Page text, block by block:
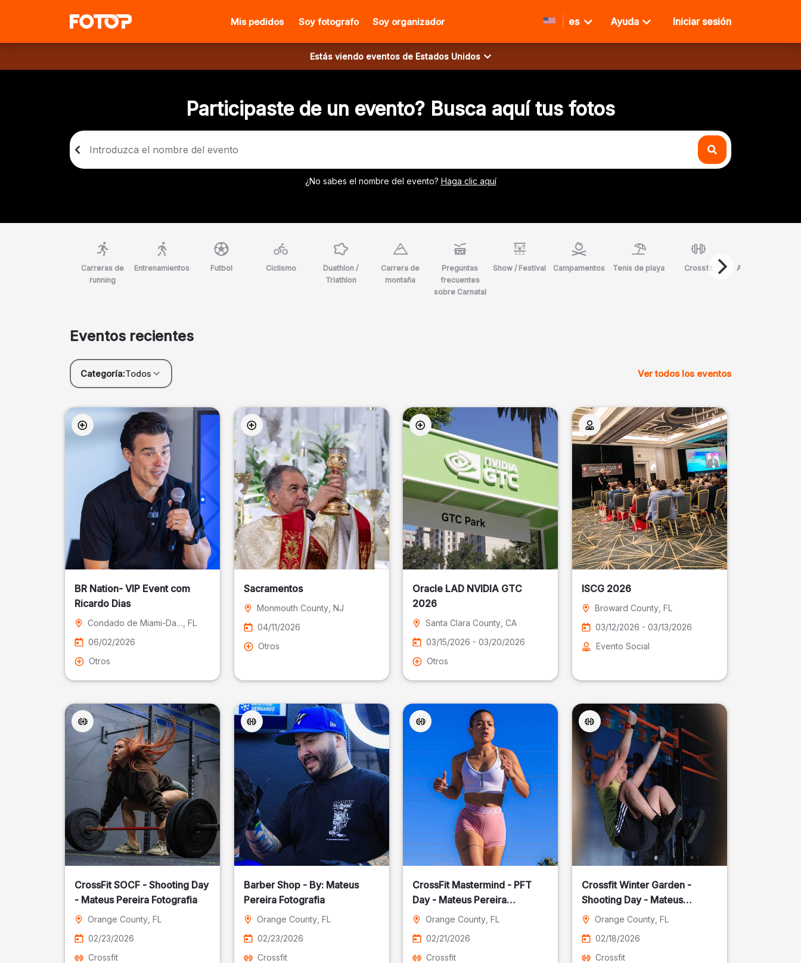
Mis pedidos Soy fotografo Soy organizador es Ayuda Iniciar sesión
Estás viendo eventos de Estados Unidos
Participaste de un evento? Busca aquí tus fotos
¿No sabes el nombre del evento? Haga clic aquí
Carreras de
running
Entrenamientos Futbol Ciclismo
Duathlon /
Triathlon
Carrera de
montaña
Preguntas
frecuentes
sobre Carnatal
Show / Festival Campamentos Tenis de playa Crossfit Arte Marcial
Eventos recientes
Categoría:Todos Ver todos los eventos
BR Nation- VIP Event com
Ricardo Dias
Condado de Miami-Dade , FL
06/02/2026
Otros
Sacramentos
Monmouth County, NJ
04/11/2026
Otros
Oracle LAD NVIDIA GTC
2026
Santa Clara County , CA
03/15/2026 - 03/20/2026
Otros
ISCG 2026
Broward County, FL
03/12/2026 - 03/13/2026
Evento Social
CrossFit SOCF - Shooting Day
- Mateus Pereira Fotografia
Orange County , FL
02/23/2026
Crossfit
Barber Shop - By: Mateus
Pereira Fotografia
Orange County, FL
02/23/2026
Crossfit
CrossFit Mastermind - PFT
Day - Mateus Pereira
Fotografia
Orange County , FL
02/21/2026
Crossfit
Crossfit Winter Garden -
Shooting Day - Mateus
Pereira Fotografia
Orange County, FL
02/18/2026
Crossfit